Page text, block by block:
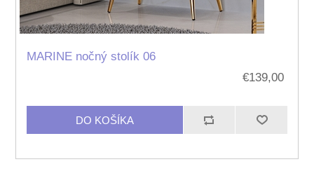
MARINE nočný stolík 06
€139,00